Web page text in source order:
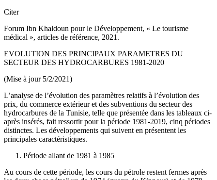
Citer
Forum Ibn Khaldoun pour le Développement, « Le tourisme
médical », articles de référence, 2021.
EVOLUTION DES PRINCIPAUX PARAMETRES DU
SECTEUR DES HYDROCARBURES 1981-2020
(Mise à jour 5/2/2021)
L’analyse de l’évolution des paramètres relatifs à l’évolution des
prix, du commerce extérieur et des subventions du secteur des
hydrocarbures de la Tunisie, telle que présentée dans les tableaux ci-
après insérés, fait ressortir pour la période 1981-2019, cinq périodes
distinctes. Les développements qui suivent en présentent les
principales caractéristiques.
Période allant de 1981 à 1985
Au cours de cette période, les cours du pétrole restent fermes après